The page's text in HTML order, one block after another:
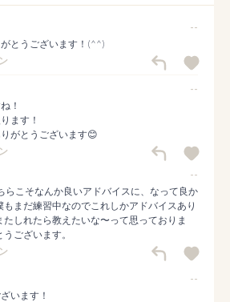
--
とうございます！(^^)
--
！
ます！
がとうございます😊
--
らこそなんか良いアドバイスに、なって良か
まだ練習中なのでこれしかアドバイスあり
しれたら教えたいな〜って思っておりま
ございます。
--
います！